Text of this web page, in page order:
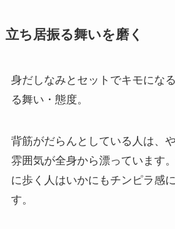
立ち居振る舞いを磨く
身だしなみとセットでキモにな
る舞い・態度。
背筋がだらんとしている人は、
雰囲気が全身から漂っています
に歩く人はいかにもチンピラ感
す。